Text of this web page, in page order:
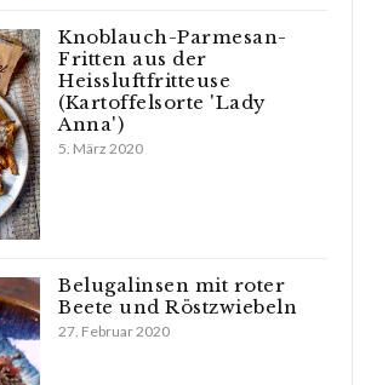
Knoblauch-Parmesan-
Fritten aus der
Heissluftfritteuse
(Kartoffelsorte 'Lady
Anna')
5. März 2020
Belugalinsen mit roter
Beete und Röstzwiebeln
27. Februar 2020